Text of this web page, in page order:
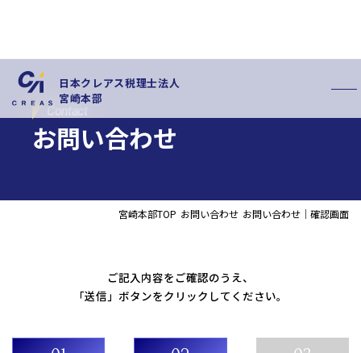
日本クレアス税理士法人
宮崎本部
お知らせ
拠点概要
新卒採用情報
中途採用情報
Contact
お問い合わせ
宮崎本部TOP お問い合わせ お問い合わせ｜確認画面
ご記入内容をご確認のうえ、
「送信」ボタンをクリックしてください。